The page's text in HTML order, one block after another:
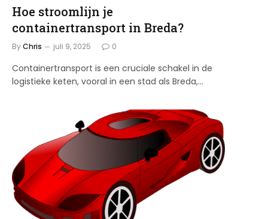
Hoe stroomlijn je
containertransport in Breda?
ByChris juli 9, 2025 0
Containertransport is een cruciale schakel in de
logistieke keten, vooral in een stad als Breda,…